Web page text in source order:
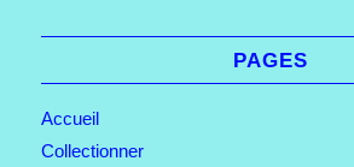
PAGES
Accueil
Collectionner